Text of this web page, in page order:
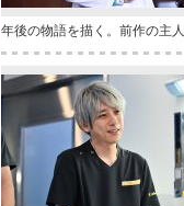
年後の物語を描く。前作の主